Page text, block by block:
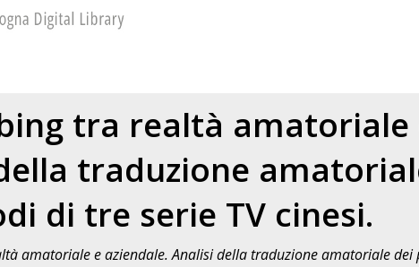
tra realtà amatoriale
traduzione
di tre serie TV cinesi.
amatoriale e aziendale. Analisi della traduzione amatoriale dei